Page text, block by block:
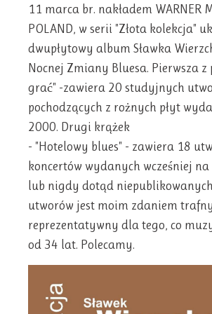
11 marca br. nakładem WARNER
POLAND, w serii "Złota kolekcja"
dwupłytowy album Sławka
Nocnej Zmiany Bluesa. Pierwsza z
grać" -zawiera 20 studyjnych
pochodzących z rożnych płyt
2000. Drugi krążek
- "Hotelowy blues" - zawiera 18
koncertów wydanych wcześniej na
lub nigdy dotąd
utworów jest moim zdaniem
reprezentatywny dla tego, co
od 34 lat. Polecamy.